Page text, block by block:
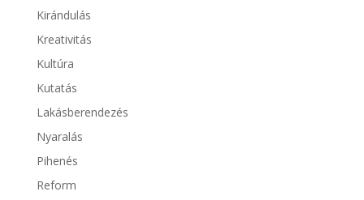
Kirándulás
Kreativitás
Kultúra
Kutatás
Lakásberendezés
Nyaralás
Pihenés
Reform